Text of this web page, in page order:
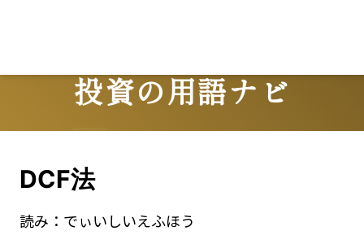
投資の用語ナビ
Terms
DCF法
読み： でぃいしいえふほう